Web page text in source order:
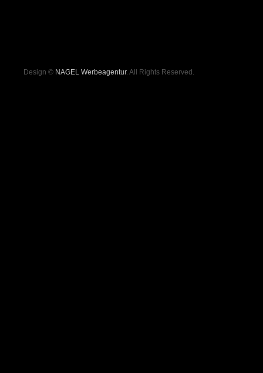
Design © NAGEL Werbeagentur. All Rights Reserved.